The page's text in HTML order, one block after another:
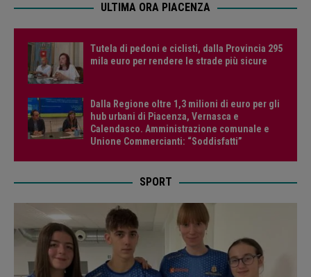
ULTIMA ORA PIACENZA
Tutela di pedoni e ciclisti, dalla Provincia 295
mila euro per rendere le strade più sicure
Dalla Regione oltre 1,3 milioni di euro per gli
hub urbani di Piacenza, Vernasca e
Calendasco. Amministrazione comunale e
Unione Commercianti: “Soddisfatti”
SPORT